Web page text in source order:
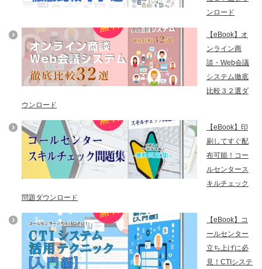
ンロード
【eBook】オ
ンライン商
談・Web会議
システム徹底
比較３２選ダ
ウンロード
【eBook】印
刷してすぐ配
布可能！コー
ルセンタース
キルチェック
問題ダウンロード
【eBook】コ
ールセンター
立ち上げに必
見！CTIシステ